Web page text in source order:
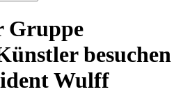
Gruppe
besuchen
Wulff